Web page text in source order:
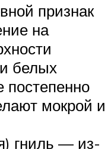
признак
на
белых
постепенно
мокрой и
гниль — из-